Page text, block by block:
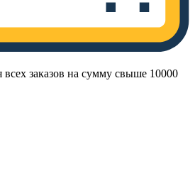
всех заказов на сумму свыше 10000